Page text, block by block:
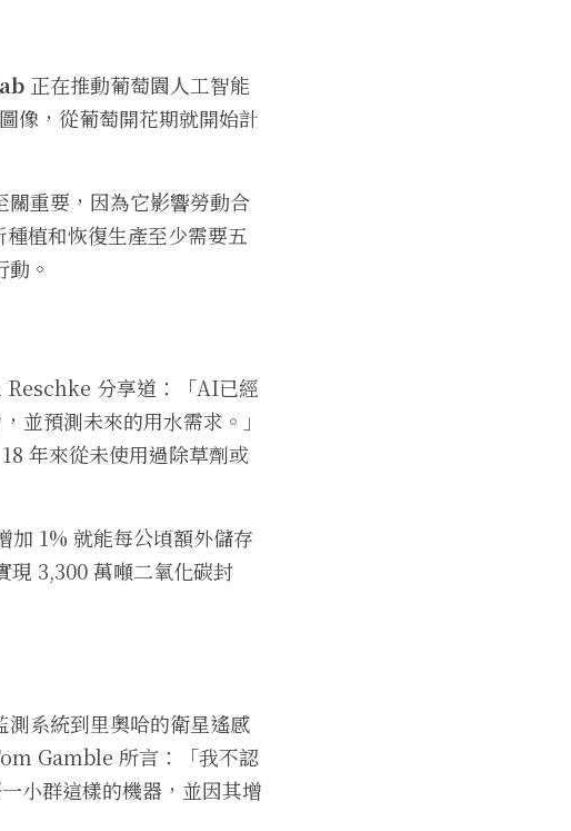
正在推動葡萄園人工智能
像，從葡萄開花期就開始計
關重要，因為它影響勞動合
植和恢復生產至少需要五
。
分享道：「AI已經
並預測未來的用水需求。」
年來從未使用過除草劑或
1% 就能每公頃額外儲存
現 3,300 萬噸二氧化碳封
系統到里奧哈的衛星遙感
Gamble 所言：「我不認
小群這樣的機器，並因其增